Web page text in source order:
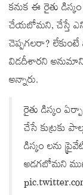
కనుక ఈ రైతు
చేయబోమని, చేస్తే
చెప్పగలరా?
విడదీశారని
అన్నారు.
రైతు డిస్కం
చేసే కుట్రకు
డిస్కం లను
అడగబోమని